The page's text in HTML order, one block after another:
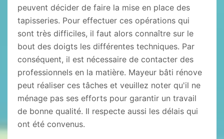
peuvent décider de faire la mise en place des
tapisseries. Pour effectuer ces opérations qui
sont très difficiles, il faut alors connaître sur le
bout des doigts les différentes techniques. Par
conséquent, il est nécessaire de contacter des
professionnels en la matière. Mayeur bâti rénove
peut réaliser ces tâches et veuillez noter qu'il ne
ménage pas ses efforts pour garantir un travail
de bonne qualité. Il respecte aussi les délais qui
ont été convenus.